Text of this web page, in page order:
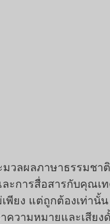
มวลผลภาษาธรรมชา
ละการสื่อสารกับคุณ
พียง แต่ถูกต้องเท่านั้
ความหมายและเสียง